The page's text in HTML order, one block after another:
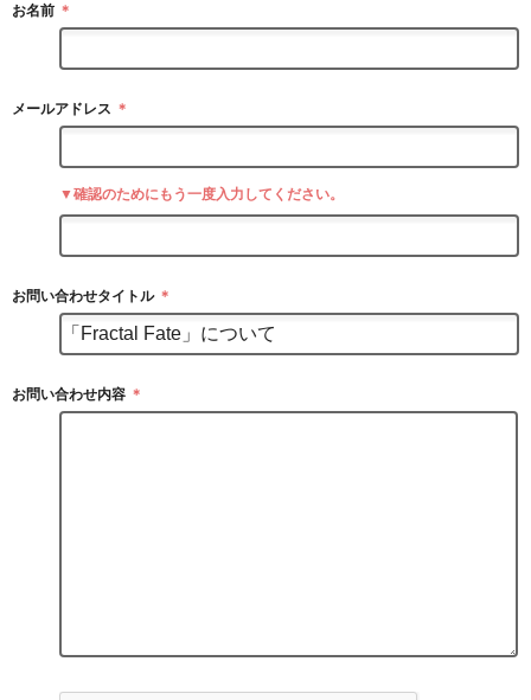
お名前 ＊
メールアドレス ＊
▼確認のためにもう一度入力してください。
お問い合わせタイトル ＊
お問い合わせ内容 ＊